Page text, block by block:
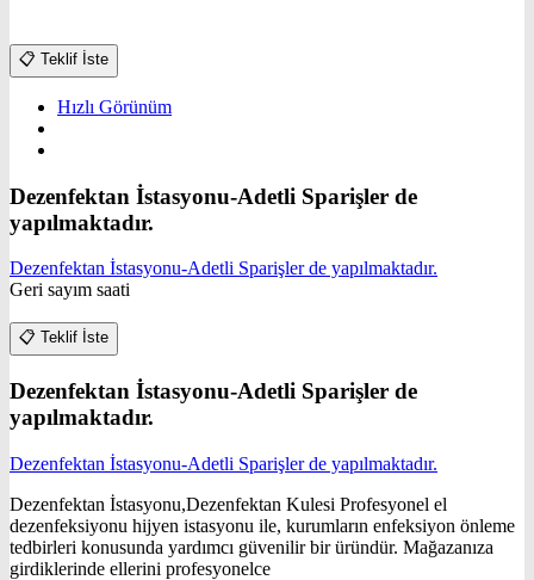
📋 Teklif İste
Hızlı Görünüm
Dezenfektan İstasyonu-Adetli Sparişler de
yapılmaktadır.
Dezenfektan İstasyonu-Adetli Sparişler de yapılmaktadır.
Geri sayım saati
📋 Teklif İste
Dezenfektan İstasyonu-Adetli Sparişler de
yapılmaktadır.
Dezenfektan İstasyonu-Adetli Sparişler de yapılmaktadır.
Dezenfektan İstasyonu,Dezenfektan Kulesi Profesyonel el
dezenfeksiyonu hijyen istasyonu ile, kurumların enfeksiyon önleme
tedbirleri konusunda yardımcı güvenilir bir üründür. Mağazanıza
girdiklerinde ellerini profesyonelce